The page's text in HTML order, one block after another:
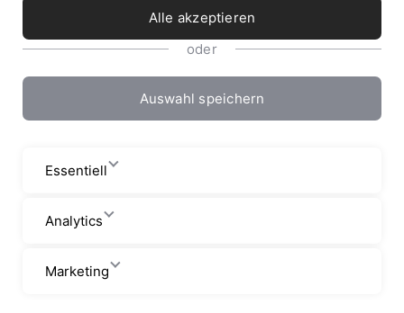
Alle akzeptieren
oder
Auswahl speichern
Essentiell
Analytics
Marketing